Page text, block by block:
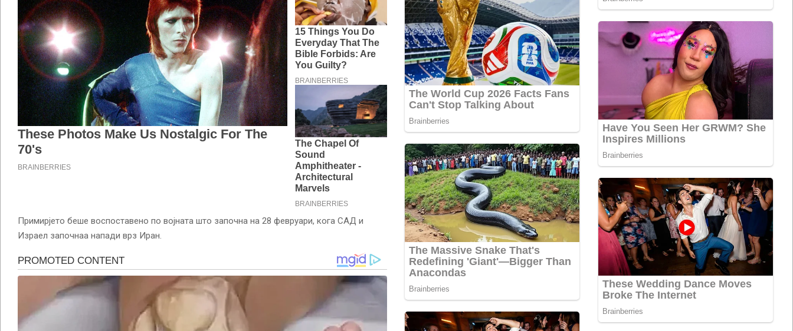
Примирјето беше воспоставено по војната што започна на 28 февруари, кога САД и
Израел започнаа напади врз Иран.